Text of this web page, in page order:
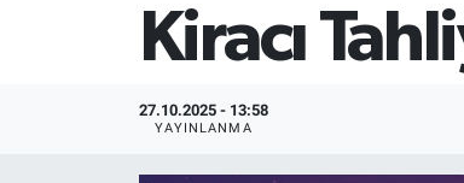
Kiracı
27.10.2025 - 13:58
YAYINLANMA
Eskişehirspor Arşivi
Süper Lig Puan Durumu ve Fikstür